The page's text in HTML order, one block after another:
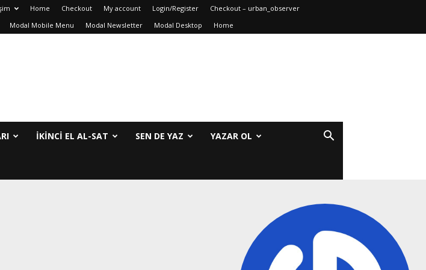
Home Checkout My account Login/Register
Checkout – urban_observer
Modal Mobile Menu Modal Newsletter Modal Desktop Home
IKINCI EL AL-SAT SEN DE YAZ YAZAR OL